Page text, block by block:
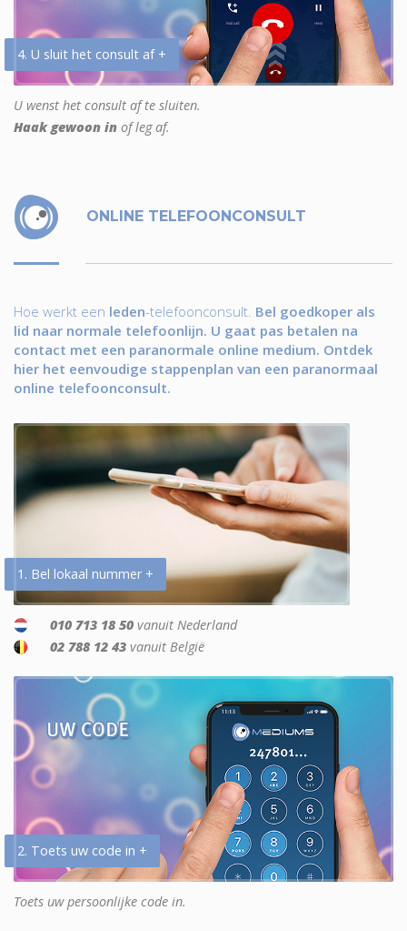
4. U sluit het consult af +
U wenst het consult af te sluiten.
Haak gewoon in of leg af.
ONLINE TELEFOONCONSULT
Hoe werkt een leden-telefoonconsult. Bel goedkoper als
lid naar normale telefoonlijn. U gaat pas betalen na
contact met een paranormale online medium. Ontdek
hier het eenvoudige stappenplan van een paranormaal
online telefoonconsult.
1. Bel lokaal nummer +
010 713 18 50 vanuit Nederland
02 788 12 43 vanuit België
2. Toets uw code in +
Toets uw persoonlijke code in.